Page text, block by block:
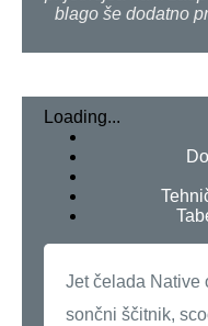
blago še dodatno
Loading...
Jet čelada Native
sončni ščitnik,